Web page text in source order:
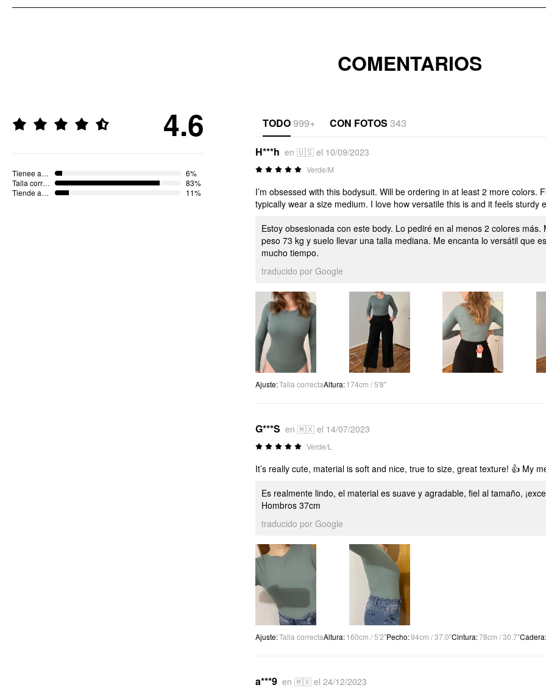
COMENTARIOS
4.6
Tienee a ser más pequeño
6%
Talla correcta
83%
Tiende a ser más grande
11%
TODO999+ CON FOTOS 343
H***h en 🇺🇸 el 10/09/2023
Verde/M
I’m obsessed with this bodysuit. Will be ordering in at least 2 more colors.
typically wear a size medium. I love how versatile this is and it feels sturdy
Estoy obsesionada con este body. Lo pediré en al menos 2 colores
peso 73 kg y suelo llevar una talla mediana. Me encanta lo versátil que
mucho tiempo.
traducido por Google
Ajuste:Talla correctaAltura:174cm / 5'8"
G***S en 🇲🇽 el 14/07/2023
Verde/L
It’s really cute, material is soft and nice, true to size, great texture! 👍 My
Es realmente lindo, el material es suave y agradable, fiel al tamaño,
Hombros 37cm
traducido por Google
Ajuste:Talla correctaAltura:160cm / 5'2"Pecho:94cm / 37.0"Cintura:78cm / 30.7"Cadera:
a***9 en 🇲🇽 el 24/12/2023